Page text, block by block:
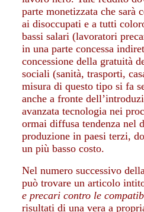
parte monetizzata che sarà
ai disoccupati e a tutti
bassi salari (lavoratori
in una parte concessa
concessione della gratuità
sociali (sanità, trasporti,
misura di questo tipo si fa
anche a fronte
avanzata tecnologia nei
ormai diffusa tendenza nel
produzione in paesi terzi,
un più basso costo.
Nel numero successivo
può trovare un articolo
e precari contro le
risultati di una vera a